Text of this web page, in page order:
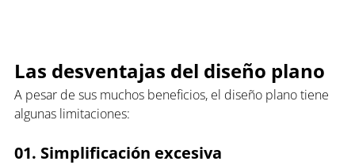
Las desventajas del diseño plano
A pesar de sus muchos beneficios, el diseño plano tiene
algunas limitaciones:
01. Simplificación excesiva